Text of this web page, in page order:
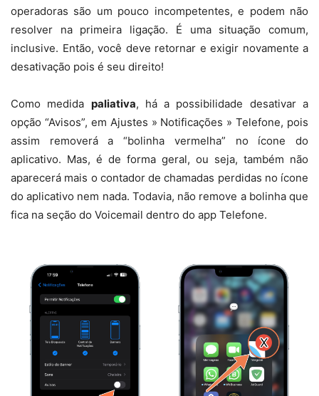
operadoras são um pouco incompetentes, e podem não
resolver na primeira ligação. É uma situação comum,
inclusive. Então, você deve retornar e exigir novamente a
desativação pois é seu direito!
Como medida paliativa, há a possibilidade desativar a
opção “Avisos”, em Ajustes » Notificações » Telefone, pois
assim removerá a “bolinha vermelha” no ícone do
aplicativo. Mas, é de forma geral, ou seja, também não
aparecerá mais o contador de chamadas perdidas no ícone
do aplicativo nem nada. Todavia, não remove a bolinha que
fica na seção do Voicemail dentro do app Telefone.